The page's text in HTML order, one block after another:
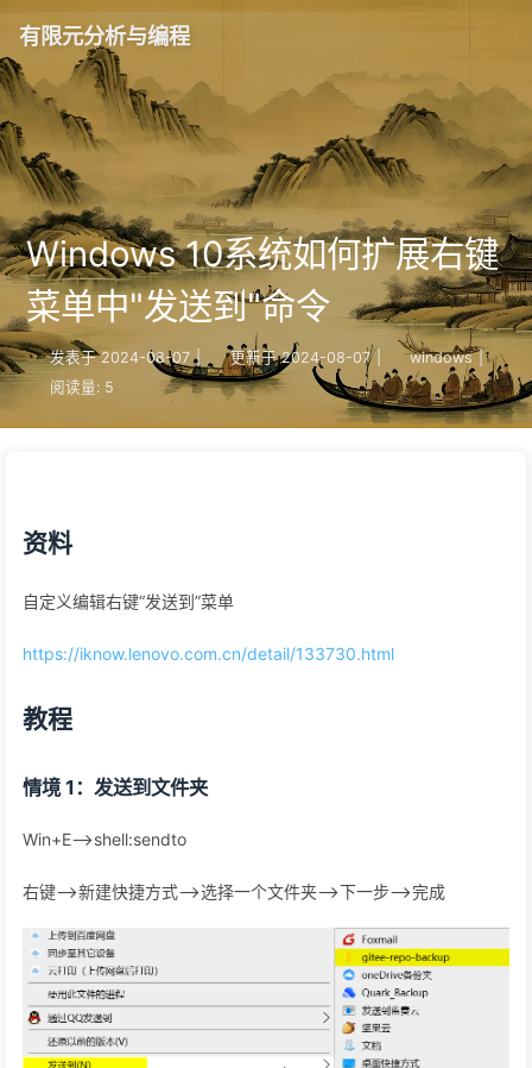
有限元分析与编程
Windows 10系统如何扩展右键
菜单中"发送到"命令
发表于 2024-08-07 | 更新于 2024-08-07 windows
阅读量: 5
资料
自定义编辑右键“发送到”菜单
https://iknow.lenovo.com.cn/detail/133730.html
教程
情境 1：发送到文件夹
Win+E—>shell:sendto
右键—>新建快捷方式—>选择一个文件夹—>下一步—>完成